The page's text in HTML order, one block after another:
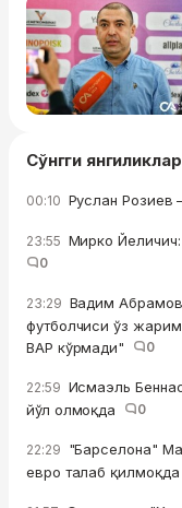
Сўнгги янгиликлар
00:10 Руслан Розиев
23:55 Мирко
0
23:29 Вадим
футболчиси ўз
ВАР кўрмади"
0
22:59 Исмаэль
йўл олмоқда
0
22:29 "Барселона"
евро талаб қилмоқда